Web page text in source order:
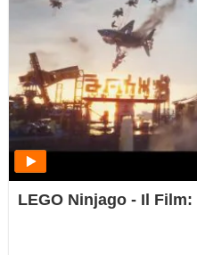
LEGO Ninjago - Il